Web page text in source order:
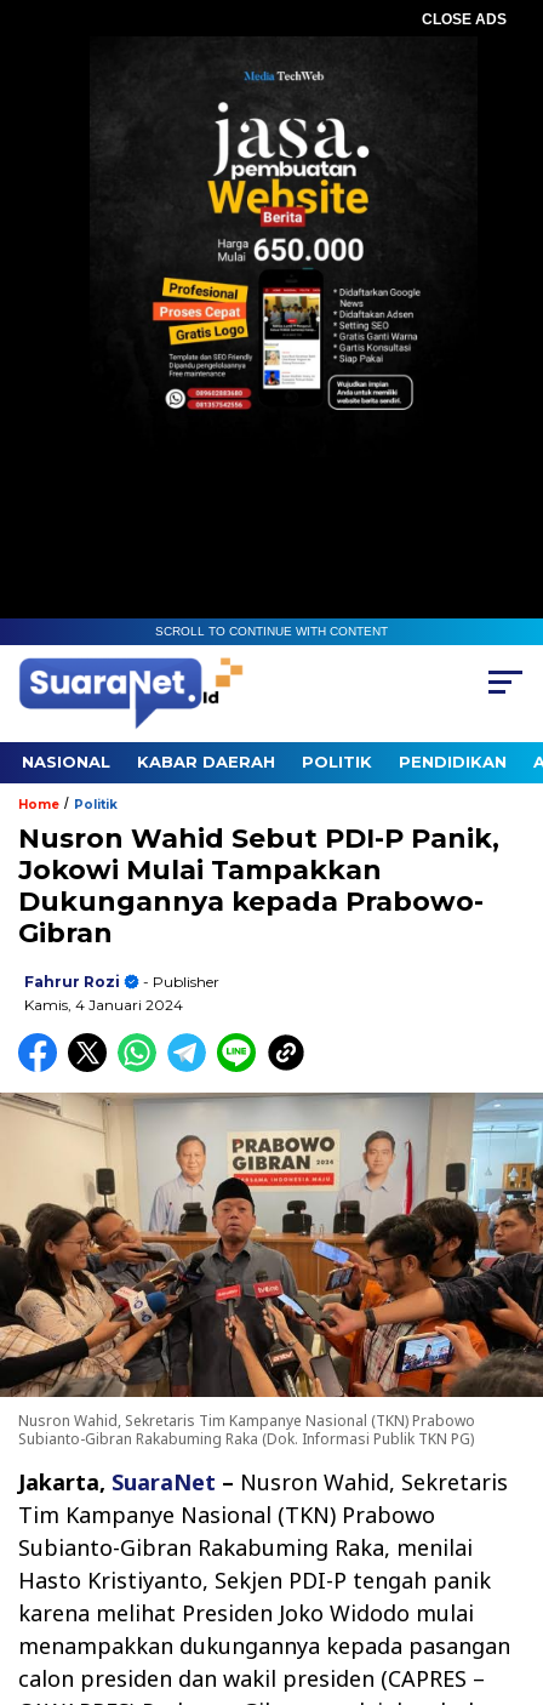
CLOSE ADS
SCROLL TO CONTINUE WITH CONTENT
NASIONAL KABAR DAERAH POLITIK PENDIDIKAN
Home / Politik
Nusron Wahid Sebut PDI-P Panik,
Jokowi Mulai Tampakkan
Dukungannya kepada Prabowo-
Gibran
Fahrur Rozi
- Publisher
Kamis, 4 Januari 2024
Nusron Wahid, Sekretaris Tim Kampanye Nasional (TKN) Prabowo
Subianto-Gibran Rakabuming Raka (Dok. Informasi Publik TKN PG)
Jakarta, SuaraNet – Nusron Wahid, Sekretaris
Tim Kampanye Nasional (TKN) Prabowo
Subianto-Gibran Rakabuming Raka, menilai
Hasto Kristiyanto, Sekjen PDI-P tengah panik
karena melihat Presiden Joko Widodo mulai
menampakkan dukungannya kepada pasangan
calon presiden dan wakil presiden (CAPRES –